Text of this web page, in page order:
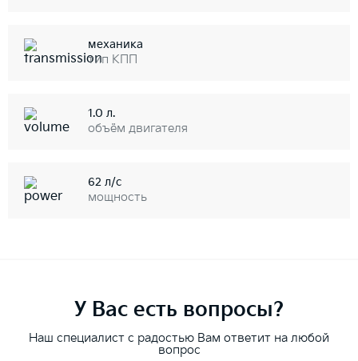
механика
тип КПП
1.0 л.
объём двигателя
62 л/с
мощность
У Вас есть вопросы?
Наш специалист с радостью Вам ответит на любой
вопрос